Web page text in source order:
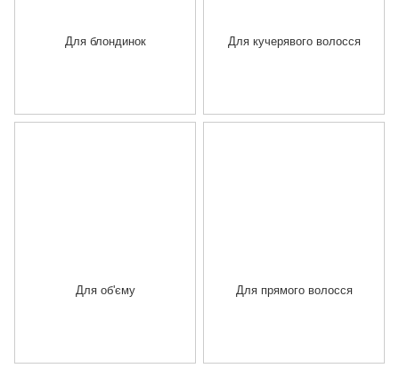
Для блондинок Для кучерявого волосся
Для об'єму Для прямого волосся